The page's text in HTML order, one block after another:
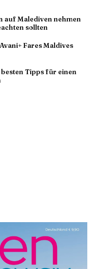
auf Malediven nehmen
sollten
Fares Maldives
Tipps für einen